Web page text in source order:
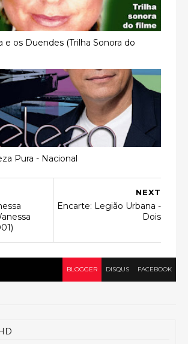
e os Duendes (Trilha Sonora do
Pura - Nacional
NEXT
Encarte: Legião Urbana -
Dois
BLOGGER DISQUS FACEBOOK